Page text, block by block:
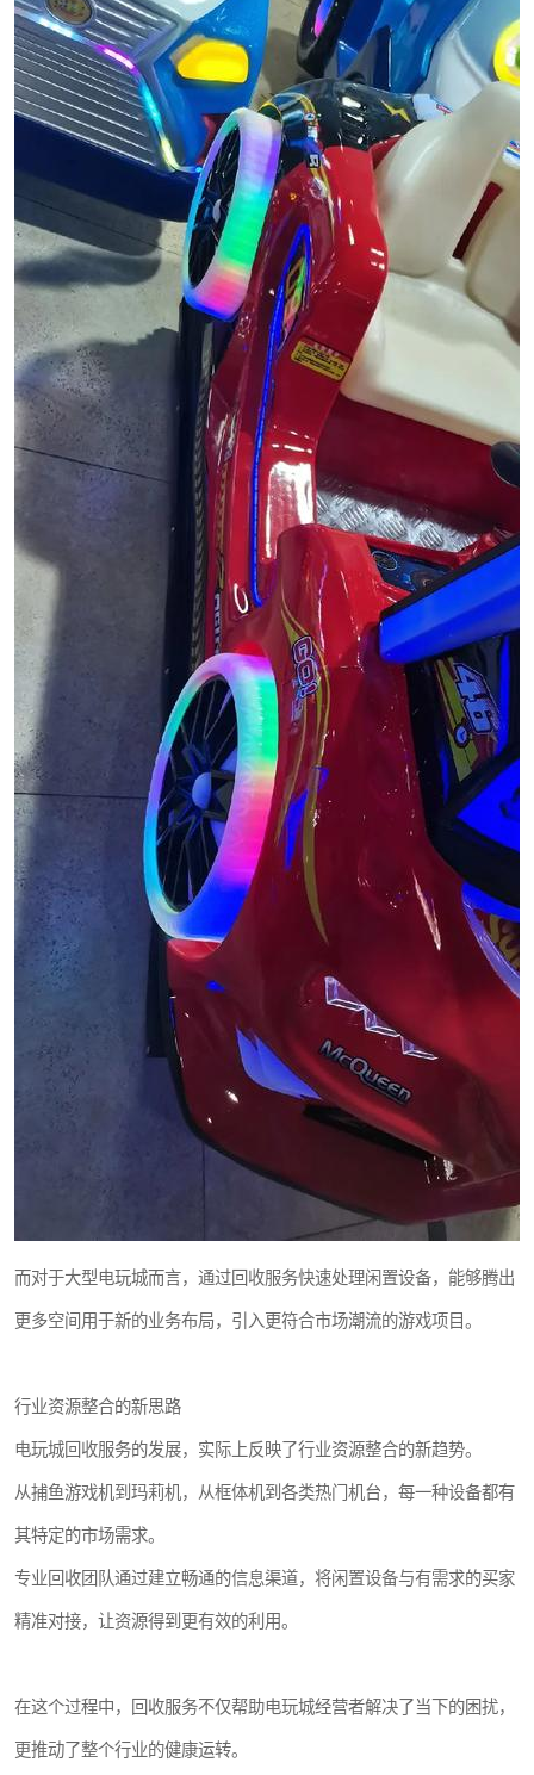
而对于大型电玩城而言，通过回收服务快速处理闲置设备，能够腾出
更多空间用于新的业务布局，引入更符合市场潮流的游戏项目。
行业资源整合的新思路
电玩城回收服务的发展，实际上反映了行业资源整合的新趋势。
从捕鱼游戏机到玛莉机，从框体机到各类热门机台，每一种设备都有
其特定的市场需求。
专业回收团队通过建立畅通的信息渠道，将闲置设备与有需求的买家
精准对接，让资源得到更有效的利用。
在这个过程中，回收服务不仅帮助电玩城经营者解决了当下的困扰，
更推动了整个行业的健康运转。